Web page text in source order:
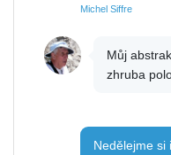
Michel Siffre
Můj
zhruba
Nedělejme si